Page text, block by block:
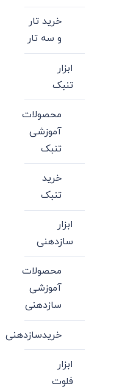
خرید تار
و سه تار
ابزار
تنبک
محصولات
آموزشی
تنبک
خرید
تنبک
ابزار
سازدهنی
محصولات
آموزشی
سازدهنی
خریدسازدهنی
ابزار
فلوت